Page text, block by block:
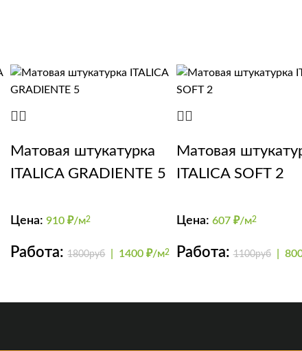
Матовая штукатурка
ITALICA GRADIENTE 5
Цена:910₽/м2
Работа:1800руб| 1400 ₽/м2
Матовая
ITALICA SOFT 2
Цена: 607 ₽/м2
Работа:1100руб|